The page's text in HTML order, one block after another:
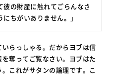
の財産に触れてごらんなさ
ちがいありません。」
らっしゃる。だからヨブは信
奪ってご覧なさい。ヨブはた
これがサタンの論理です。こ